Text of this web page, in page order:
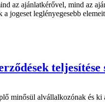
az ajánlatkérővel, mind az
leglényegesebb
teljesítése
minősül alvállalkozónak és